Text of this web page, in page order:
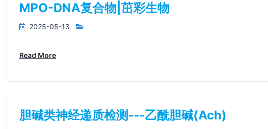
MPO-DNA复合物|茁彩生物
2025-05-13
Read More
胆碱类神经递质检测---乙酰胆碱(Ach)